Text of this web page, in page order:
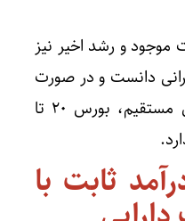
و رشد اخیر نیز
گرانی دانست و در صورت
برطرف شدن ریسک درگیری مستقیم، بورس ۲۰ تا
ثابت با